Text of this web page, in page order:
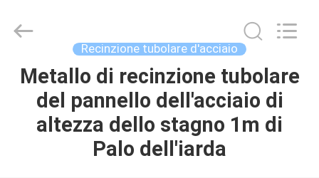
CASA
PRODOTTI
210cm
Recinzione tubolare d'acciaio
Metallo di recinzione tubolare
del pannello dell'acciaio di
altezza dello stagno 1m di
Palo dell'iarda